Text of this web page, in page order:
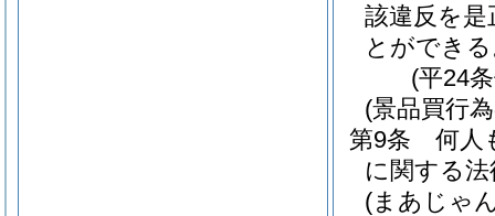
該違反を
とができ
(平24
(景品買行
第9条
何人
に関する法
(まあじゃ